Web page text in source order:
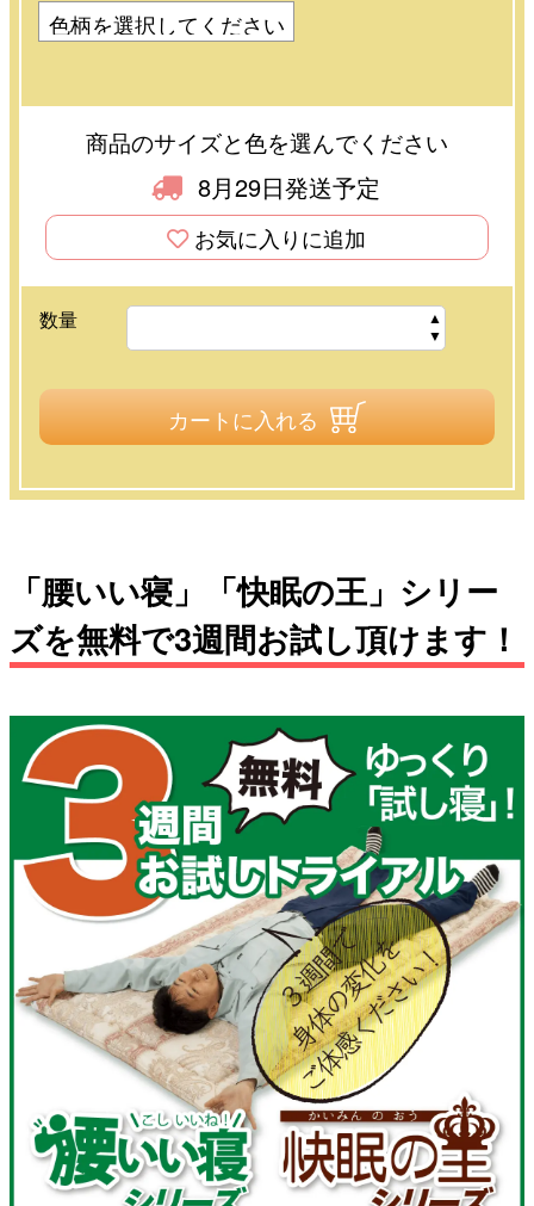
商品のサイズと色を選んでください
8月29日発送予定
お気に入りに追加
数量
カートに入れる
「腰いい寝」「快眠の王」シリー
ズを無料で3週間お試し頂けます！